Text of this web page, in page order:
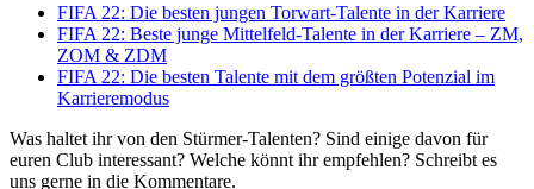
FIFA 22: Die besten jungen Torwart-Talente in der Karriere
FIFA 22: Beste junge Mittelfeld-Talente in der Karriere – ZM,
ZOM & ZDM
FIFA 22: Die besten Talente mit dem größten Potenzial im
Karrieremodus
Was haltet ihr von den Stürmer-Talenten? Sind einige davon für
euren Club interessant? Welche könnt ihr empfehlen? Schreibt es
uns gerne in die Kommentare.